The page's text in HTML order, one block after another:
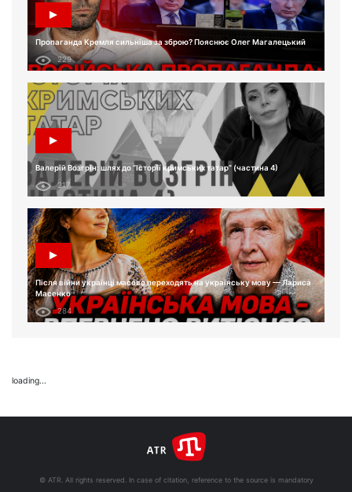
Пропаганда Кремля сильніша за зброю? Пояснює Олег Магалецький
229
Валерій Возгрін: шлях до “Історії кримських татар” (частина 4)
217
Після війни українці масово переходять на українську мову — Лариса
Масенко
284
loading...
© ATR. All rights reserved. In case of citation, reference to the source is mandatory